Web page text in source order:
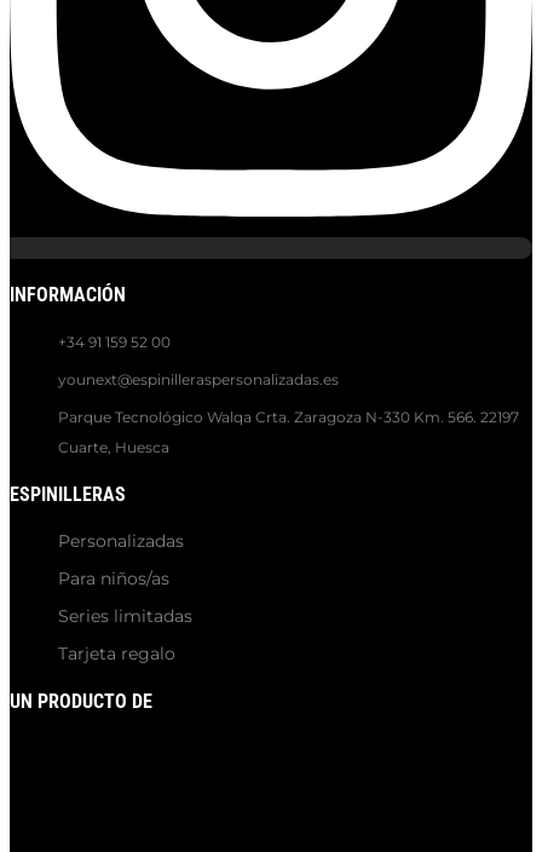
INFORMACIÓN
+34 91 159 52 00
younext@espinilleraspersonalizadas.es
Parque Tecnológico Walqa Crta. Zaragoza N-330 Km. 566. 22197
Cuarte, Huesca
ESPINILLERAS
Personalizadas
Para niños/as
Series limitadas
Tarjeta regalo
UN PRODUCTO DE